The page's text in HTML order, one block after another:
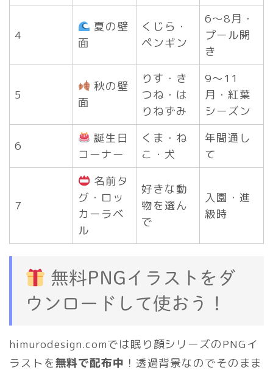
4
夏の壁
面
くじら・
ペンギン
6〜8月・
プール開
き
5
秋の壁
面
りす・き
つね・は
りねずみ
9〜11
月・紅葉
シーズン
6
誕生日
コーナー
くま・ね
こ・犬
年間通し
て
7
名前タ
グ・ロッ
カーラベ
ル
好きな動
物を選ん
で
入園・進
級時
無料PNGイラストをダ
ウンロードして使おう！
himurodesign.comでは眠り顔シリーズのPNGイ
ラストを 無料で配布中 ！透過背景なのでそのまま